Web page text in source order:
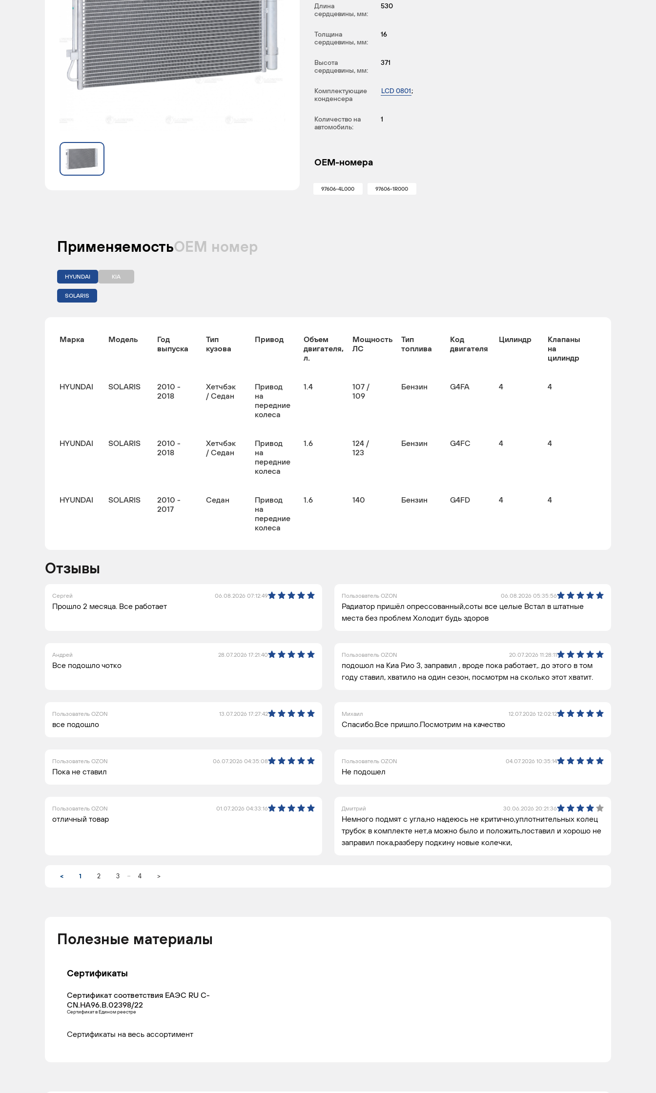
Длина
сердцевины, мм:
530
Толщина
сердцевины, мм:
16
Высота
сердцевины, мм:
371
Комплектующие
конденсера
LCD 0801;
Количество на
автомобиль:
1
OEM-номера
97606-4L000 97606-1R000
ПрименяемостьОЕМ номер
HYUNDAI KIA
SOLARIS
Марка Модель
Год
выпуска
Тип
кузова
Привод
Объем
двигателя,
л.
Мощность
ЛС
Тип
топлива
Код
двигателя
Цилиндр
Клапаны
на
цилиндр
HYUNDAI SOLARIS
2010 -
2018
Хетчбэк
/ Седан
Привод
на
передние
колеса
1.4
107 /
109
Бензин G4FA 4 4
HYUNDAI SOLARIS
2010 -
2018
Хетчбэк
/ Седан
Привод
на
передние
колеса
1.6
124 /
123
Бензин G4FC 4 4
HYUNDAI SOLARIS
2010 -
2017
Седан
Привод
на
передние
колеса
1.6 140 Бензин G4FD 4 4
Отзывы
Сергей 06.08.2026 07:12:49
Прошло 2 месяца. Все работает
Пользователь OZON 06.08.2026 05:35:56
Радиатор пришёл опрессованный,соты все целые Встал в штатные
места без проблем Холодит будь здоров
Андрей 28.07.2026 17:21:40
Все подошло чотко
Пользователь OZON 20.07.2026 11:28:11
подошол на Киа Рио 3, заправил , вроде пока работает,. до этого в том
году ставил, хватило на один сезон, посмотрм на сколько этот хватит.
Пользователь OZON 13.07.2026 17:27:42
все подошло
Михаил 12.07.2026 12:02:12
Спасибо.Все пришло.Посмотрим на качество
Пользователь OZON 06.07.2026 04:35:08
Пока не ставил
Пользователь OZON 04.07.2026 10:35:14
Не подошел
Пользователь OZON 01.07.2026 04:33:16
отличный товар
Дмитрий 30.06.2026 20:21:36
Немного подмят с угла,но надеюсь не критично,уплотнительных колец
трубок в комплекте нет,а можно было и положить,поставил и хорошо не
заправил пока,разберу подкину новые колечки,
< 1 2 3 4 >
Полезные материалы
Сертификаты
Сертификат соответствия ЕАЭС RU С-
CN.НА96.В.02398/22
Сертификат в Едином реестре
Сертификаты на весь ассортимент